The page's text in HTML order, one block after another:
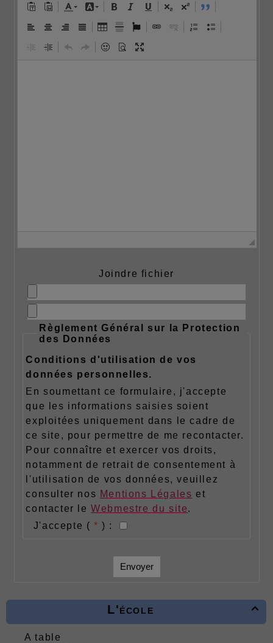

L'école
A table
Joindre fichier
Règlement Général sur la Protection
des Données
Conditions d'utilisation de vos
données personnelles.
En soumettant ce formulaire, j'accepte
que les informations saisies soient
exploitées uniquement dans le cadre de
ce site, pour permettre de me recontacter.
Pour connaître et exercer vos droits,
notamment de retrait de consentement à
l'utilisation de vos données, veuillez
consulter nos Mentions Légales et
contacter leWebmestre du site.
J'accepte ( *) :
Envoyer